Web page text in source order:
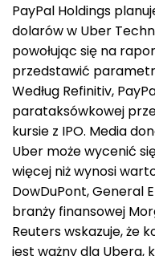
PayPal Holdings
dolarów w Uber
powołując się na
przedstawić
Według Refinitiv,
parataksówkowej
kursie z IPO. Media
Uber może wycenić
więcej niż wynosi
DowDuPont, General
branży finansowej
Reuters wskazuje, że
jest ważny dla Ubera,